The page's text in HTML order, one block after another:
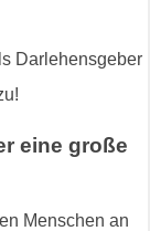
Darlehensgeber
eine große
Menschen an